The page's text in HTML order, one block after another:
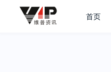
首页